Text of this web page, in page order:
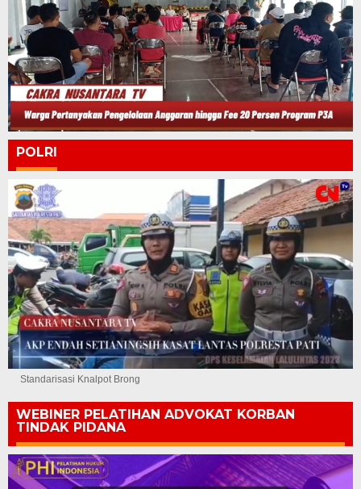
POLRI
Standarisasi Knalpot Brong
WEBINER PELATIHAN ADVOKAT KORBAN
TINDAK PIDANA